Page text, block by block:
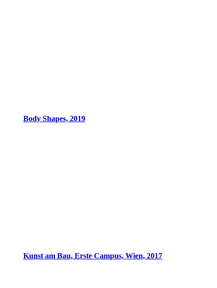
Body Shapes, 2019
Kunst am Bau, Erste Campus, Wien, 2017